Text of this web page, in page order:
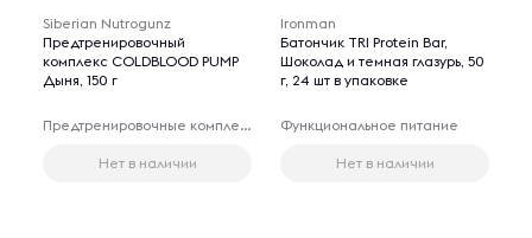
Siberian Nutrogunz
Предтренировочный
комплекс COLDBLOOD PUMP
Дыня, 150 г
Предтренировочные комплексы
Нет в наличии
Ironman
Батончик TRI Protein Bar,
Шоколад и темная глазурь, 50
г, 24 шт в упаковке
Функциональное питание
Нет в наличии